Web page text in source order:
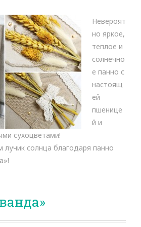
Невероят
но яркое,
теплое и
солнечно
е панно с
настоящ
ей
пшенице
й и
сухоцветами!
солнца благодаря панно